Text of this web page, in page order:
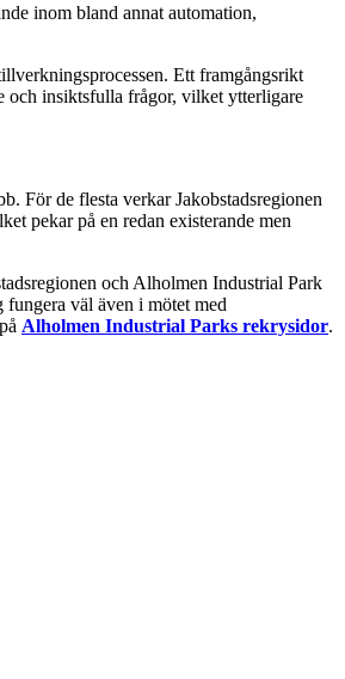
inom bland annat automation,
Ett framgångsrikt
och insiktsfulla frågor, vilket ytterligare
För de flesta verkar Jakobstadsregionen
pekar på en redan existerande men
och Alholmen Industrial Park
fungera väl även i mötet med
Alholmen Industrial Parks rekrysidor.